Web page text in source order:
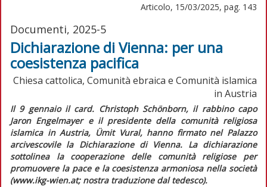
Articolo, 15/03/2025, pag. 143
Documenti, 2025-5
Dichiarazione di Vienna: per una
coesistenza pacifica
Chiesa cattolica, Comunità ebraica e Comunità islamica
in Austria
Il 9 gennaio il card. Christoph Schönborn, il rabbino capo
Jaron Engelmayer e il presidente della comunità religiosa
islamica in Austria, Ümit Vural, hanno firmato nel Palazzo
arcivescovile la Dichiarazione di Vienna. La dichiarazione
sottolinea la cooperazione delle comunità religiose per
promuovere la pace e la coesistenza armoniosa nella società
(www.ikg-wien.at; nostra traduzione dal tedesco).